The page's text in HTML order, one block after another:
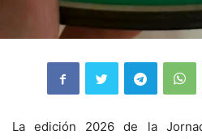
La edición 2026 de la